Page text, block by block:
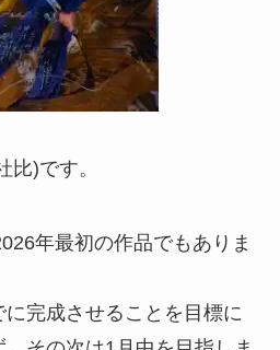
比)です。
年最初の作品でもありま
完成させることを目標に